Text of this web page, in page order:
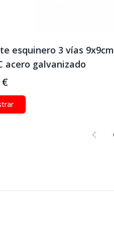
esquinero 3 vías 9x9cm
acero galvanizado
€